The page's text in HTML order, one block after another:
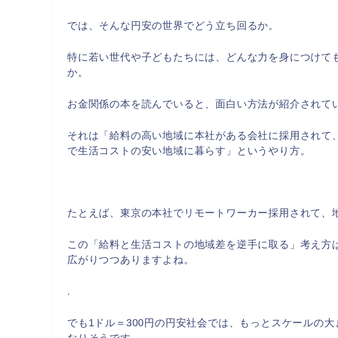
では、そんな円安の世界でどう立ち回るか。
特に若い世代や子どもたちには、どんな力を身につけて
か。
お金関係の本を読んでいると、面白い方法が紹介されて
それは「給料の高い地域に本社がある会社に採用されて
で生活コストの安い地域に暮らす」というやり方。
たとえば、東京の本社でリモートワーカー採用されて、
この「給料と生活コストの地域差を逆手に取る」考え方
広がりつつありますよね。
.
でも1ドル＝300円の円安社会では、もっとスケールの大